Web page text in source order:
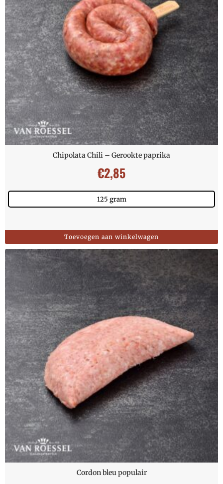
Chipolata Chili – Gerookte paprika
€2,85
125 gram
Toevoegen aan winkelwagen
Cordon bleu populair